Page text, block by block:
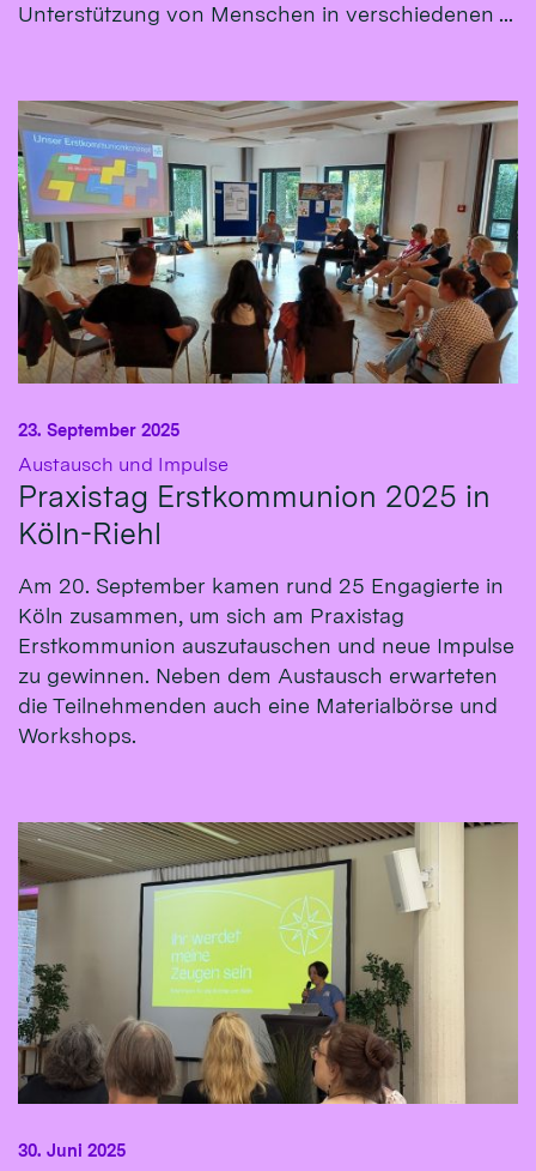
Unterstützung von Menschen in verschiedenen ...
Austausch und Impulse
Praxistag Erstkommunion 2025 in
Köln-Riehl
23. September 2025
Am 20. September kamen rund 25 Engagierte in
Köln zusammen, um sich am Praxistag
Erstkommunion auszutauschen und neue Impulse
zu gewinnen. Neben dem Austausch erwarteten
die Teilnehmenden auch eine Materialbörse und
Workshops.
30. Juni 2025